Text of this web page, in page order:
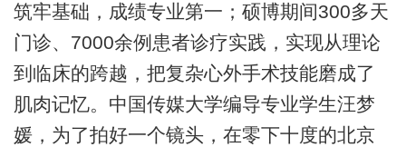
筑牢基础，成绩专业第一；硕博期间300多天
门诊、7000余例患者诊疗实践，实现从理论
到临床的跨越，把复杂心外手术技能磨成了
肌肉记忆。中国传媒大学编导专业学生汪梦
媛，为了拍好一个镜头，在零下十度的北京